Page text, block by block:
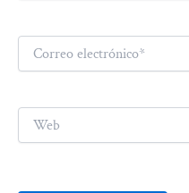
Correo
electrónico*
Web